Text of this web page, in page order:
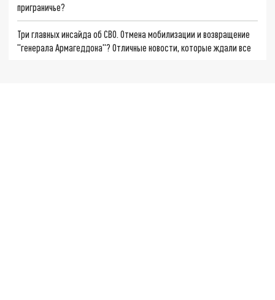
приграничье?
Три главных инсайда об СВО. Отмена мобилизации и возвращение
"генерала Армагеддона"? Отличные новости, которые ждали все